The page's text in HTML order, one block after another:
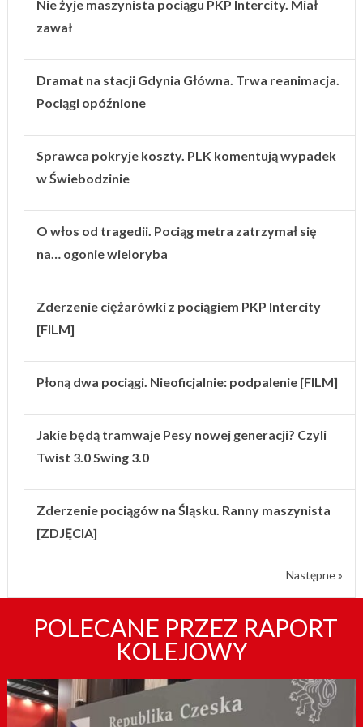
Nie żyje maszynista pociągu PKP Intercity. Miał
zawał
Dramat na stacji Gdynia Główna. Trwa reanimacja.
Pociągi opóźnione
Sprawca pokryje koszty. PLK komentują wypadek
w Świebodzinie
O włos od tragedii. Pociąg metra zatrzymał się
na… ogonie wieloryba
Zderzenie ciężarówki z pociągiem PKP Intercity
[FILM]
Płoną dwa pociągi. Nieoficjalnie: podpalenie [FILM]
Jakie będą tramwaje Pesy nowej generacji? Czyli
Twist 3.0 Swing 3.0
Zderzenie pociągów na Śląsku. Ranny maszynista
[ZDJĘCIA]
Następne »
POLECANE PRZEZ RAPORT
KOLEJOWY